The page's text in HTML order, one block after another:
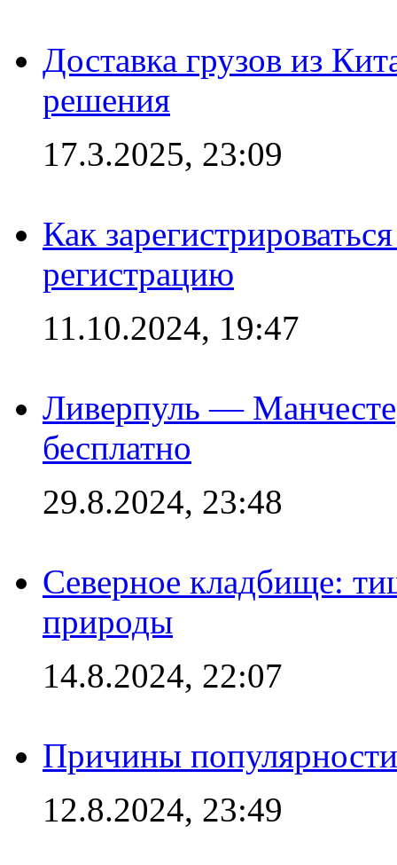
Доставка грузов из
решения
17.3.2025, 23:09
Как
регистрацию
11.10.2024, 19:47
Ливерпуль —
бесплатно
29.8.2024, 23:48
Северное кладбище:
природы
14.8.2024, 22:07
Причины
12.8.2024, 23:49